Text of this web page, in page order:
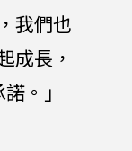
我們也
成長，
。」